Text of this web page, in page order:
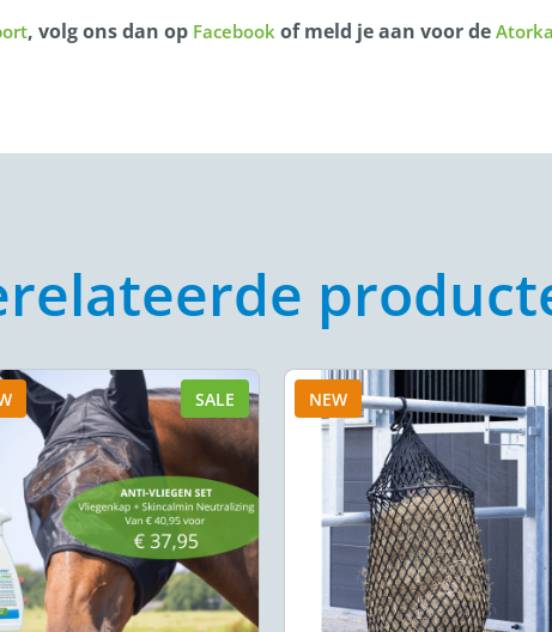
, volg ons dan op Facebook of meld je aan voor de
SALE NEW